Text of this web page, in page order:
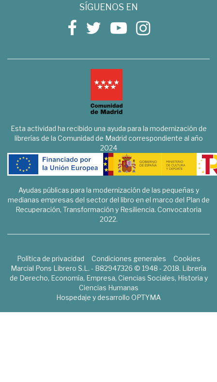
SÍGUENOS EN
Esta actividad ha recibido una ayuda para la modernización de
librerías de la Comunidad de Madrid correspondiente al año
2024
Ayudas públicas para la modernización de las pequeñas y
medianas empresas del sector del libro en el marco del Plan de
Recuperación, Transformación y Resiliencia. Convocatoria
2022.
Política de privacidad Condiciones generales
Cookies
Marcial Pons Librero S.L. - B82947326 © 1948 - 2018. Librería
de Derecho, Economía, Empresa, Ciencias Sociales, Historia y
Ciencias Humanas
Hospedaje y desarrollo OPTYMA